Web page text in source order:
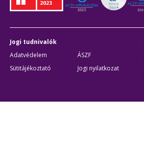
Jogi tudnivalók
Adatvédelem
ÁSZF
Sütitájékoztató
Jogi nyilatkozat